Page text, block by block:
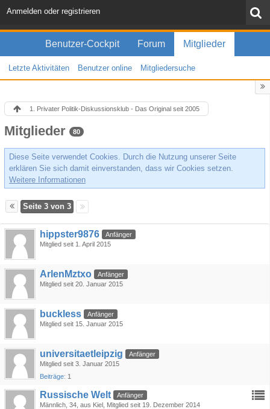
Anmelden oder registrieren
Benutzer-Cockpit Forum Mitglieder
Letzte Aktivitäten Benutzer online Mitgliedersuche
1. Privater Politik-Diskussionsklub - Das Original seit 2005
Mitglieder 80
Diese Seite verwendet Cookies. Durch die Nutzung unserer Seite
erklären Sie sich damit einverstanden, dass wir Cookies setzen.
Weitere Informationen
Seite 3 von 3
hippster9876
Anfänger
Mitglied seit 1. April 2015
ArlenMztxo
Anfänger
Mitglied seit 20. Januar 2015
buckless
Anfänger
Mitglied seit 15. Januar 2015
universitaetleipzig
Anfänger
Mitglied seit 3. Januar 2015
Beiträge 1
Russische Welt
Anfänger
Männlich 34 aus Kiel Mitglied seit 19. Dezember 2014